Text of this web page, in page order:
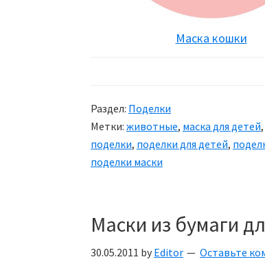
Маска кошки
Раздел: Поделки
Метки: животные, маска для детей,
поделки, поделки для детей,
поделки маски
Маски из бумаги
30.05.2011 by Editor Оставьте